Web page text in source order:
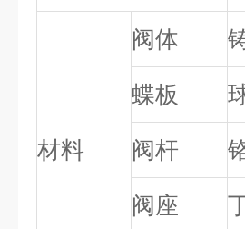
材料
阀体
蝶板
阀杆
阀座